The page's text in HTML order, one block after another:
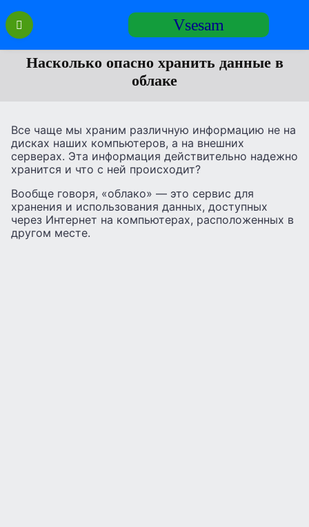
Перейти
содержанию
Vsesam
Насколько опасно хранить данные в
облаке
Все чаще мы храним различную информацию не на
дисках наших компьютеров, а на внешних
серверах. Эта информация действительно надежно
хранится и что с ней происходит?
Вообще говоря, «облако» — это сервис для
хранения и использования данных, доступных
через Интернет на компьютерах, расположенных в
другом месте.